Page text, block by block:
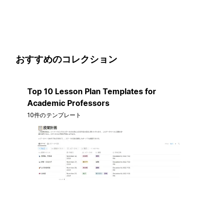
おすすめのコレクション
Top 10 Lesson Plan Templates for
Academic Professors
10件のテンプレート